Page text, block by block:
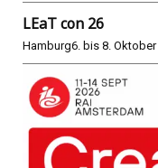
LEaT con 26
Hamburg6. bis 8. Oktober